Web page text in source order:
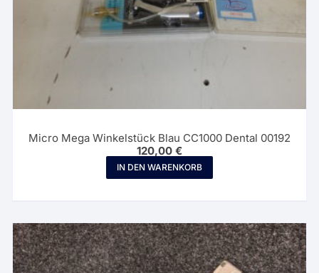
Micro Mega Winkelstück Blau CC1000 Dental 00192
120,00 €
IN DEN WARENKORB